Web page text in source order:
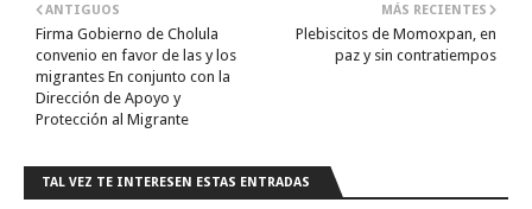
MÁS RECIENTES
Plebiscitos de Momoxpan, en
paz y sin contratiempos
ANTIGUOS
Firma Gobierno de Cholula
convenio en favor de las y los
migrantes En conjunto con la
Dirección de Apoyo y
Protección al Migrante
TAL VEZ TE INTERESEN ESTAS ENTRADAS